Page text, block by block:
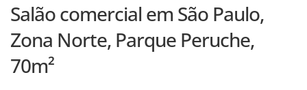
Salão comercial em São Paulo,
Zona Norte, Parque Peruche,
70m²